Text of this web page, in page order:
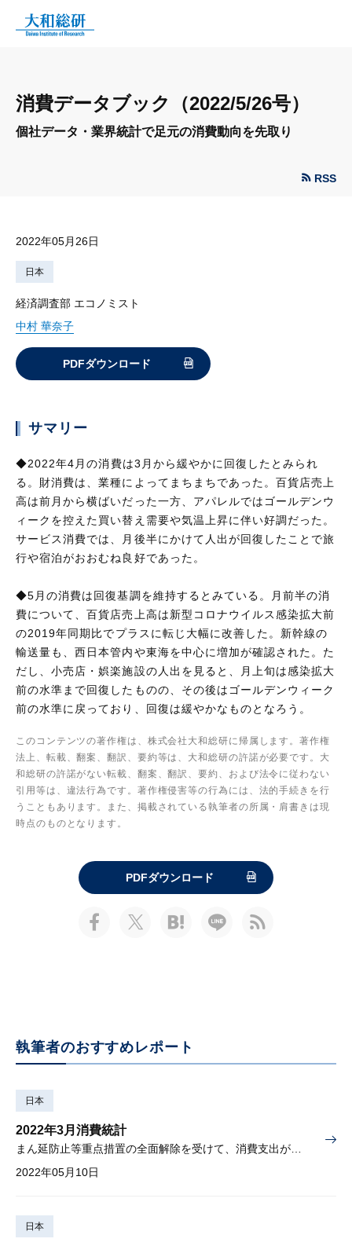
消費データブック（2022/5/26号）
個社データ・業界統計で足元の消費動向を先取り
RSS
2022年05月26日
日本
経済調査部 エコノミスト
中村 華奈子
PDFダウンロード
サマリー
◆2022年4月の消費は3月から緩やかに回復したとみられ
る。財消費は、業種によってまちまちであった。百貨店売上
高は前月から横ばいだった一方、アパレルではゴールデンウ
ィークを控えた買い替え需要や気温上昇に伴い好調だった。
サービス消費では、月後半にかけて人出が回復したことで旅
行や宿泊がおおむね良好であった。
◆5月の消費は回復基調を維持するとみている。月前半の消
費について、百貨店売上高は新型コロナウイルス感染拡大前
の2019年同期比でプラスに転じ大幅に改善した。新幹線の
輸送量も、西日本管内や東海を中心に増加が確認された。た
だし、小売店・娯楽施設の人出を見ると、月上旬は感染拡大
前の水準まで回復したものの、その後はゴールデンウィーク
前の水準に戻っており、回復は緩やかなものとなろう。
このコンテンツの著作権は、株式会社大和総研に帰属します。著作権
法上、転載、翻案、翻訳、要約等は、大和総研の許諾が必要です。大
和総研の許諾がない転載、翻案、翻訳、要約、および法令に従わない
引用等は、違法行為です。著作権侵害等の行為には、法的手続きを行
うこともあります。また、掲載されている執筆者の所属・肩書きは現
時点のものとなります。
PDFダウンロード
執筆者のおすすめレポート
日本
2022年3月消費統計
2022年05月10日
日本